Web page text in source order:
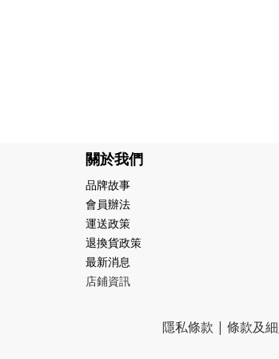
關於我們
品牌故事
會員辦法
運送政策
退換貨政策
最新消息
店鋪資訊
隱私條款 | 條款及